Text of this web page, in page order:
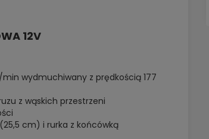
12V
wydmuchiwany z prędkością 177
z wąskich przestrzeni
cm) i rurka z końcówką